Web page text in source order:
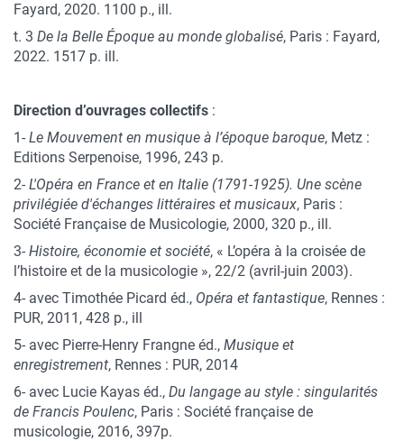
Fayard, 2020. 1100 p., ill.
t. 3 De la Belle Époque au monde globalisé, Paris : Fayard,
2022. 1517 p. ill.
Direction d’ouvrages collectifs :
1- Le Mouvement en musique à l’époque baroque, Metz :
Editions Serpenoise, 1996, 243 p.
2- L'Opéra en France et en Italie (1791-1925). Une scène
privilégiée d'échanges littéraires et musicaux, Paris :
Société Française de Musicologie, 2000, 320 p., ill.
3- Histoire, économie et société, « L’opéra à la croisée de
l’histoire et de la musicologie », 22/2 (avril-juin 2003).
4- avec Timothée Picard éd., Opéra et fantastique, Rennes :
PUR, 2011, 428 p., ill
5- avec Pierre-Henry Frangne éd., Musique et
enregistrement, Rennes : PUR, 2014
6- avec Lucie Kayas éd., Du langage au style : singularités
de Francis Poulenc, Paris : Société française de
musicologie, 2016, 397p.